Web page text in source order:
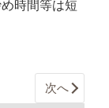
時間等は短
次へ